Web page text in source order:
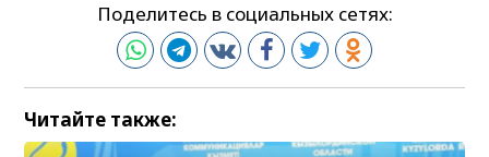
Поделитесь в социальных сетях:
Читайте также: